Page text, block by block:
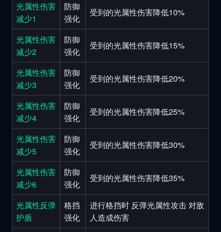
光属性伤害
减少1
防御
强化
受到的光属性伤害降低10%
光属性伤害
减少2
防御
强化
受到的光属性伤害降低15%
光属性伤害
减少3
防御
强化
受到的光属性伤害降低20%
光属性伤害
减少4
防御
强化
受到的光属性伤害降低25%
光属性伤害
减少5
防御
强化
受到的光属性伤害降低30%
光属性伤害
减少6
防御
强化
受到的光属性伤害降低35%
光属性反弹
护盾
格挡
强化
进行格挡时 反弹光属性攻击 对敌
人造成伤害